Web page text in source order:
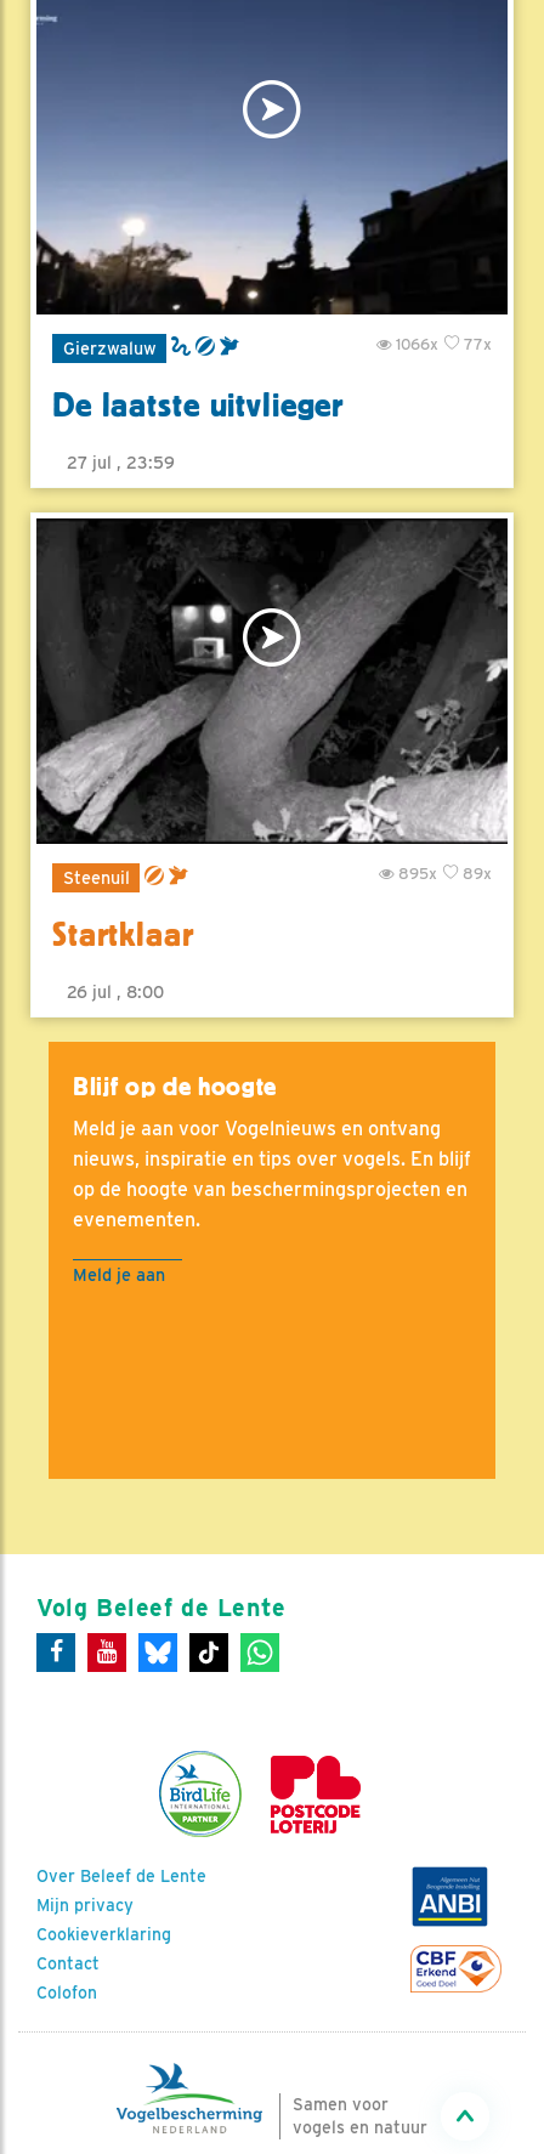
Gierzwaluw 77x
1066x
De laatste uitvlieger
27 jul , 23:59
Steenuil 89x
895x
Startklaar
26 jul , 8:00
Blijf op de hoogte
Meld je aan voor Vogelnieuws en ontvang
nieuws, inspiratie en tips over vogels. En blijf
op de hoogte van beschermingsprojecten en
evenementen.
Meld je aan
Volg Beleef de Lente
Over Beleef de Lente
Mijn privacy
Cookieverklaring
Contact
Colofon
Samen voor
vogels en natuur